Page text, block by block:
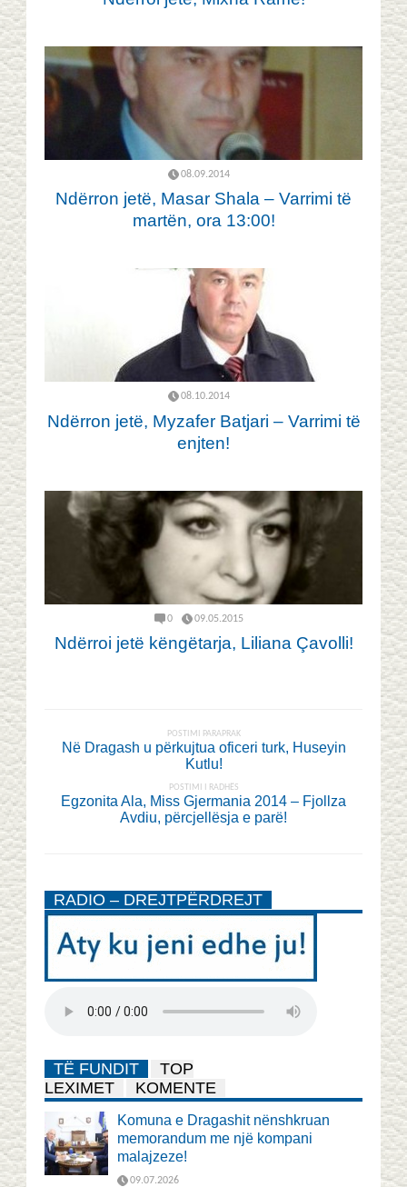
08.09.2014
Ndërron jetë, Masar Shala – Varrimi të
martën, ora 13:00!
08.10.2014
Ndërron jetë, Myzafer Batjari – Varrimi të
enjten!
0 09.05.2015
Ndërroi jetë këngëtarja, Liliana Çavolli!
POSTIMI PARAPRAK
Në Dragash u përkujtua oficeri turk, Huseyin
Kutlu!
POSTIMI I RADHËS
Egzonita Ala, Miss Gjermania 2014 – Fjollza
Avdiu, përcjellësja e parë!
RADIO – DREJTPËRDREJT
TË FUNDIT
TOP
LEXIMET
KOMENTE
Komuna e Dragashit nënshkruan
memorandum me një kompani
malajzeze!
09.07.2026